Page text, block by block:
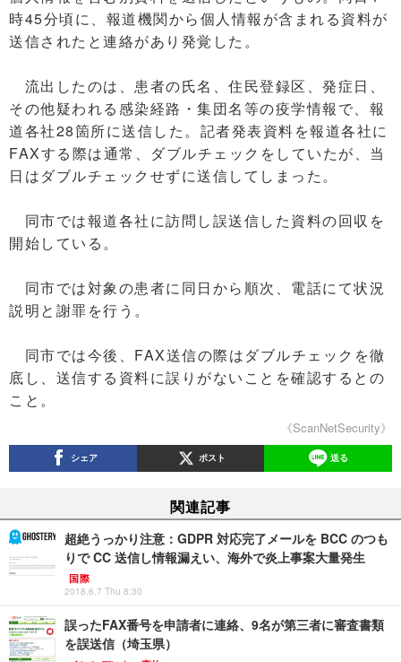
時45分頃に、報道機関から個人情報が含まれる資料が
送信されたと連絡があり発覚した。
流出したのは、患者の氏名、住民登録区、発症日、
その他疑われる感染経路・集団名等の疫学情報で、報
道各社28箇所に送信した。記者発表資料を報道各社に
FAXする際は通常、ダブルチェックをしていたが、当
日はダブルチェックせずに送信してしまった。
同市では報道各社に訪問し誤送信した資料の回収を
開始している。
同市では対象の患者に同日から順次、電話にて状況
説明と謝罪を行う。
同市では今後、FAX送信の際はダブルチェックを徹
底し、送信する資料に誤りがないことを確認するとの
こと。
《ScanNetSecurity》
シェア ポスト 送る
関連記事
超絶うっかり注意：GDPR 対応完了メールを BCC のつも
りで CC 送信し情報漏えい、海外で炎上事案大量発生
国際
2018.6.7 Thu 8:30
誤ったFAX番号を申請者に連絡、9名が第三者に審査書類
を誤送信（埼玉県）